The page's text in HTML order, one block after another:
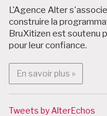
L'Agence Alter
construire la
BruXitizen est soutenu
pour leur confiance.
En savoir plus »En
Tweets by AlterEchos